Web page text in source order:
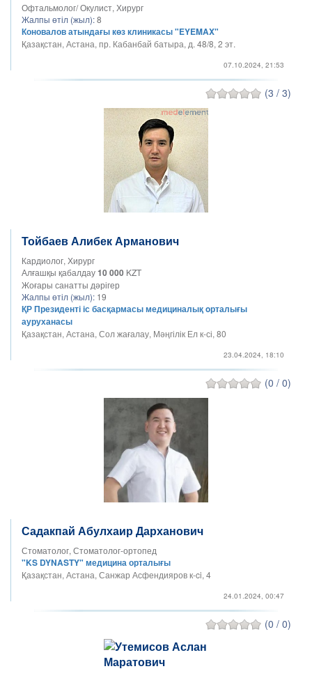
Офтальмолог/ Окулист, Хирург
Жалпы өтіл (жыл):8
Коновалов атындағы көз клиникасы "EYEMAX"
Қазақстан, Астана, пр. Кабанбай батыра, д. 48/8​, 2 эт.
07.10.2024, 21:53
(3 / 3)
Тойбаев Алибек Арманович
Кардиолог, Хирург
Алғашқы қабалдау10 000 KZT
Жоғары санатты дәрігер
Жалпы өтіл (жыл): 19
ҚР Президенті іс басқармасы медициналық oрталығы
ауруханасы
Қазақстан, Астана, Сол жағалау, Мәңгілік Ел к-сі, 80
23.04.2024, 18:10
(0 / 0)
Садакпай Абулхаир Дарханович
Стоматолог, Стоматолог-ортопед
"KS DYNASTY" медицина орталығы
Қазақстан, Астана, Санжар Асфендияров к-ci, 4
24.01.2024, 00:47
(0 / 0)